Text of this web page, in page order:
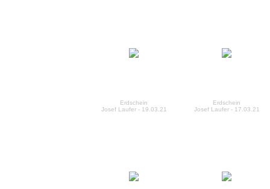
Erdschein
Josef Laufer - 19.03.21
Erdschein
Josef Laufer - 17.03.21